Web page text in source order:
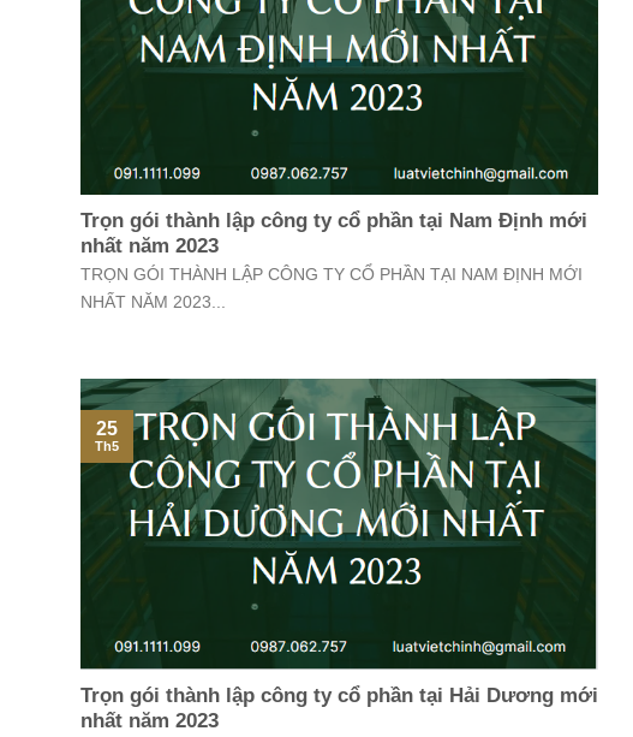
Trọn gói thành lập công ty cổ phần tại Nam Định mới
nhất năm 2023
TRỌN GÓI THÀNH LẬP CÔNG TY CỔ PHẦN TẠI NAM ĐỊNH MỚI
NHẤT NĂM 2023...
Trọn gói thành lập công ty cổ phần tại Hải Dương mới
nhất năm 2023
25
Th5